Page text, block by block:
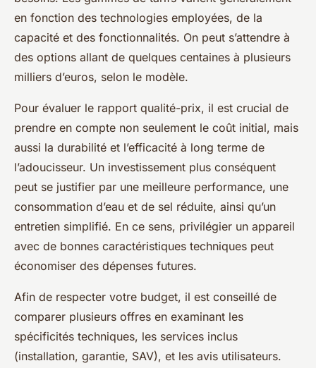
en fonction des technologies employées, de la
capacité et des fonctionnalités. On peut s’attendre à
des options allant de quelques centaines à plusieurs
milliers d’euros, selon le modèle.
Pour évaluer le rapport qualité-prix, il est crucial de
prendre en compte non seulement le coût initial, mais
aussi la durabilité et l’efficacité à long terme de
l’adoucisseur. Un investissement plus conséquent
peut se justifier par une meilleure performance, une
consommation d’eau et de sel réduite, ainsi qu’un
entretien simplifié. En ce sens, privilégier un appareil
avec de bonnes caractéristiques techniques peut
économiser des dépenses futures.
Afin de respecter votre budget, il est conseillé de
comparer plusieurs offres en examinant les
spécificités techniques, les services inclus
(installation, garantie, SAV), et les avis utilisateurs.